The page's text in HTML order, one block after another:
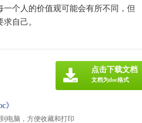
一个人的价值观可能会有所不同，但
自己。
》
电脑，方便收藏和打印
点击下载文档
文档为doc格式